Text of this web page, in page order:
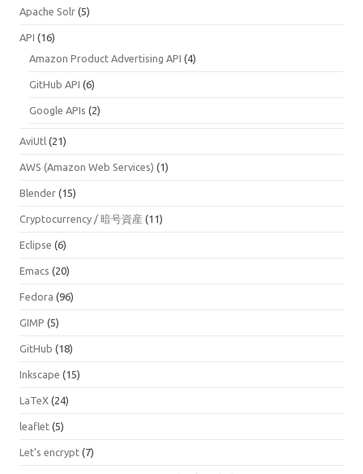
Apache Solr (5)
API (16)
Amazon Product Advertising API (4)
GitHub API (6)
Google APIs (2)
AviUtl (21)
AWS (Amazon Web Services) (1)
Blender (15)
Cryptocurrency / 暗号資産 (11)
Eclipse (6)
Emacs (20)
Fedora (96)
GIMP (5)
GitHub (18)
Inkscape (15)
LaTeX (24)
leaflet (5)
Let's encrypt (7)